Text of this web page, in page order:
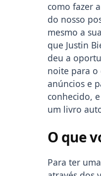
como fazer
do nosso
mesmo a
que Justin
deu a
noite para o
anúncios e
conhecido,
um livro
O que
Para ter